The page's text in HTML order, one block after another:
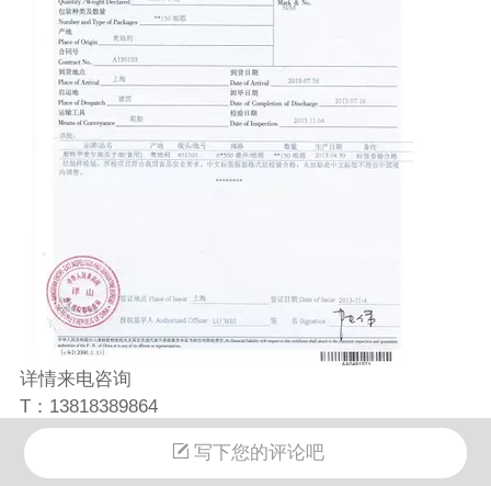
详情来电咨询
T：13818389864
QQ：45372014
写下您的评论吧